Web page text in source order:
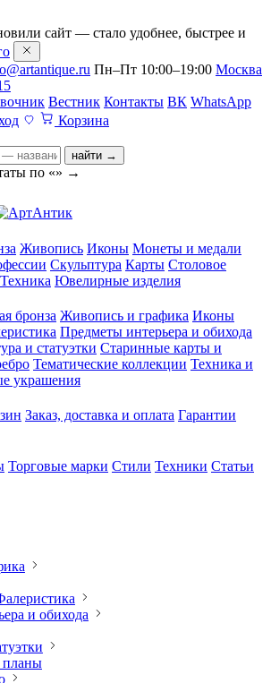
сайт — стало удобнее, быстрее и
Пн–Пт 10:00–19:00 Москва
Вестник Контакты ВК WhatsApp
Корзина
найти →
по «» →
Живопись Иконы Монеты и медали
Скульптура Карты Столовое
Техника Ювелирные изделия
бронза Живопись и графика Иконы
Предметы интерьера и обихода
и статуэтки Старинные карты и
Тематические коллекции Техника и
украшения
Заказ, доставка и оплата Гарантии
Торговые марки Стили Техники Статьи
и обихода
планы